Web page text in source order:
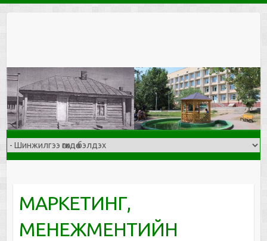
МАРКЕТИНГ,
МЕНЕЖМЕНТИЙН